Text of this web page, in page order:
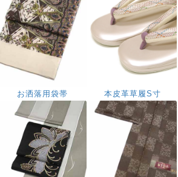
お洒落用袋帯 本皮革草履S寸